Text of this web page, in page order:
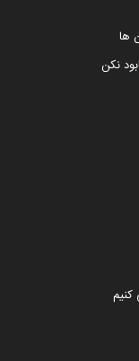
ها
نکن